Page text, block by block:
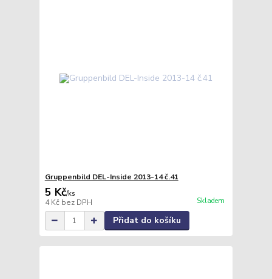
Gruppenbild DEL-Inside 2013-14 č.41
5 Kč/ks
4 Kč bez DPH Skladem
Přidat do košíku